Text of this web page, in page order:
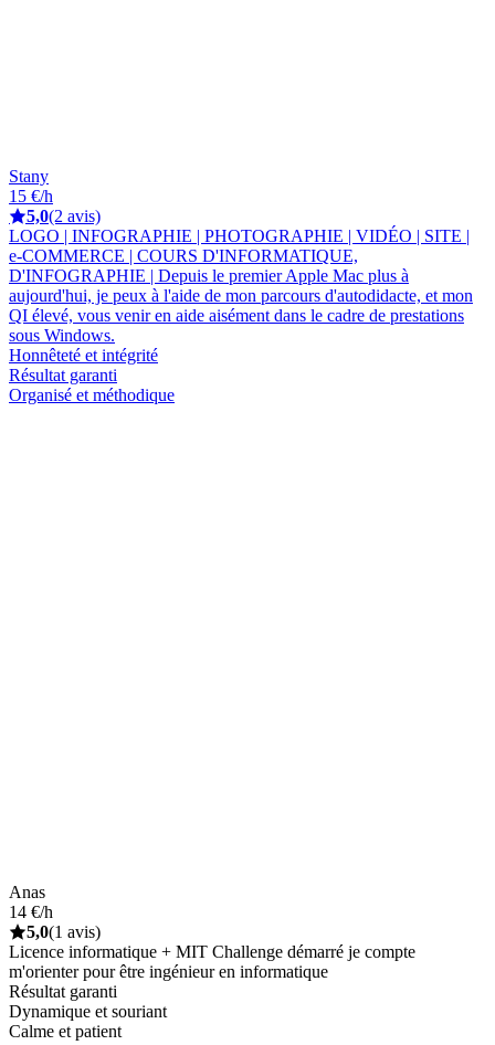
Stany
15 €/h
5,0(2 avis)
LOGO | INFOGRAPHIE | PHOTOGRAPHIE | VIDÉO | SITE |
e-COMMERCE | COURS D'INFORMATIQUE,
D'INFOGRAPHIE | Depuis le premier Apple Mac plus à
aujourd'hui, je peux à l'aide de mon parcours d'autodidacte, et mon
QI élevé, vous venir en aide aisément dans le cadre de prestations
sous Windows.
Honnêteté et intégrité
Résultat garanti
Organisé et méthodique
Anas
14 €/h
5,0(1 avis)
Licence informatique + MIT Challenge démarré je compte
m'orienter pour être ingénieur en informatique
Résultat garanti
Dynamique et souriant
Calme et patient